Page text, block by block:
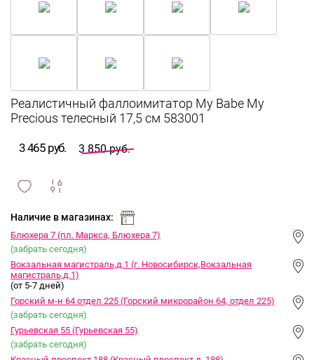
3 465 руб. 3 850 руб.
и
Наличие в магазинах:
Блюхера 7 (пл. Маркса, Блюхера 7)
(забрать сегодня)
Вокзальная магистраль,д.1 (г. Новосибирск,Вокзальная
магистраль,д.1)
(от 5-7 дней)
Горский м-н 64 отдел 225 (Горский микрорайон 64, отдел 225)
(забрать сегодня)
Гурьевская 55 (Гурьевская 55)
(забрать сегодня)